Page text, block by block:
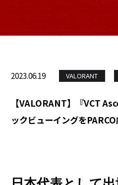
2023.06.19 VALORANT
【VALORANT】『VCT
ックビューイングをPARCO